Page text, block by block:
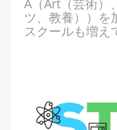
A（Art（芸術）
ツ、教養））を
スクールも増え